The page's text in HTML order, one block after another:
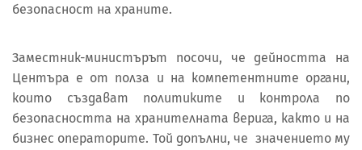
безопасност на храните.
Заместник-министърът посочи, че дейността на
Центъра е от полза и на компетентните органи,
които създават политиките и контрола по
безопасността на хранителната верига, както и на
бизнес операторите. Той допълни, че значението му